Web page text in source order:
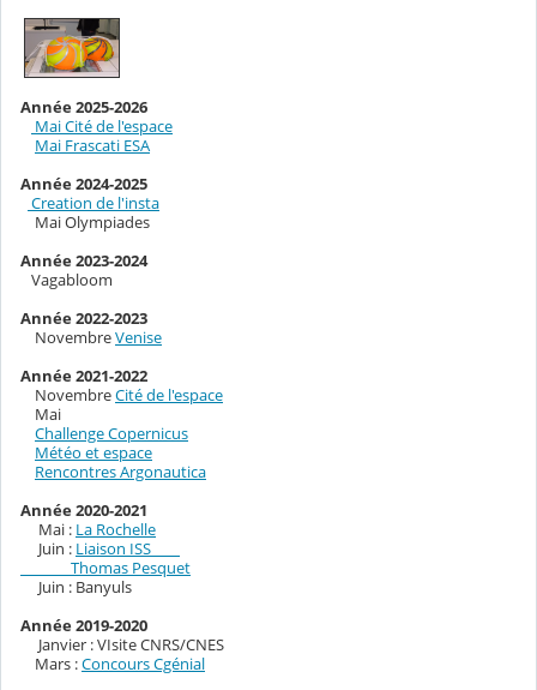
Année 2025-2026
Mai Cité de l'espace
Mai Frascati ESA
Année 2024-2025
Creation de l'insta
Mai Olympiades
Année 2023-2024
Vagabloom
Année 2022-2023
NovembreVenise
Année 2021-2022
NovembreCité de l'espace
Mai
Challenge Copernicus
Météo et espace
Rencontres Argonautica
Année 2020-2021
Mai : La Rochelle
Juin : Liaison ISS
Thomas Pesquet
Juin : Banyuls
Année 2019-2020
Janvier : VIsite CNRS/CNES
Mars :Concours Cgénial